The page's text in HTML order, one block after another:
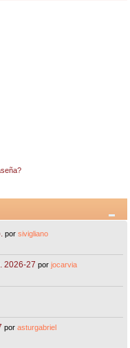
porsivigliano
2026-27 porjocarvia
porasturgabriel